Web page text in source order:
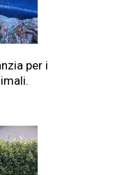
per i